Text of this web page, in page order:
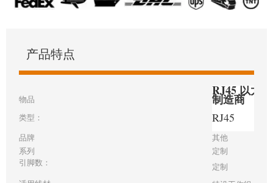
产品特点
物品
RJ45 以太
制造商
类型： RJ45
品牌
其他
系列
定制
引脚数：
定制